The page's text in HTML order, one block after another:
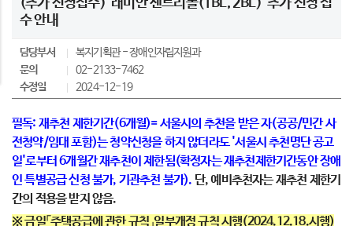
(추가 신청접수) '래미안 센트리폴(1BL, 2BL)' 추가 신청 접
수 안내
담당부서 복지기획관
장애인자립지원과
문의
02-2133-7462
수정일
2024-12-19
필독: 재추천 제한기간(6개월)= 서울시의 추천을 받은 자(공공/민간 사
전청약/임대 포함)는 청약신청을 하지 않더라도 '서울시 추천명단 공고
일'로부터 6개월간 재추천이 제한됨(확정자는 재추천제한기간동안 장애
인 특별공급 신청 불가, 기관추천 불가). 단, 예비추천자는 재추천 제한기
간의 적용을 받지 않음.
※ 금일「주택공급에 관한 규칙」일부개정 규칙 시행(2024.12.18.시행)